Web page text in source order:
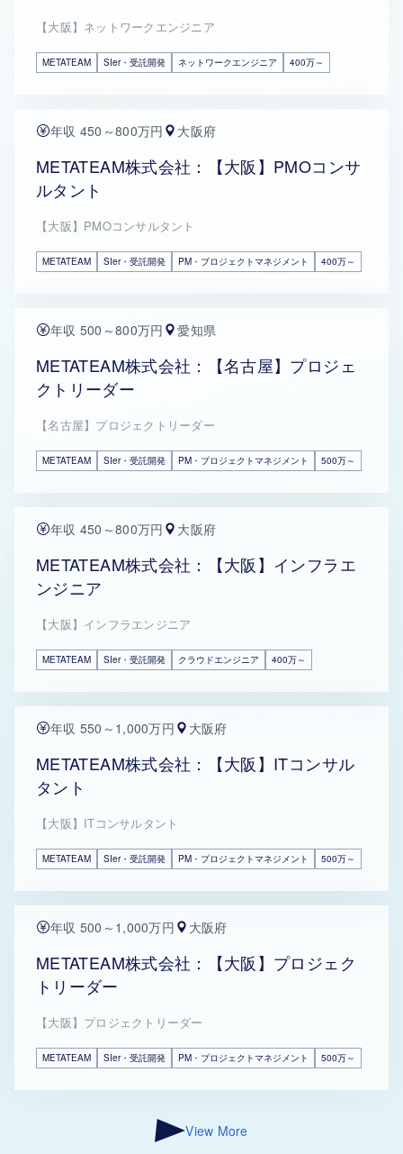
【大阪】ネットワークエンジニア
METATEAM SIer・受託開発 ネットワークエンジニア 400万～
年収 450～800万円 大阪府
METATEAM株式会社：【大阪】PMOコンサ
ルタント
【大阪】PMOコンサルタント
METATEAM SIer・受託開発 PM・プロジェクトマネジメント 400万～
年収 500～800万円 愛知県
METATEAM株式会社：【名古屋】プロジェ
クトリーダー
【名古屋】プロジェクトリーダー
METATEAM SIer・受託開発 PM・プロジェクトマネジメント 500万～
年収 450～800万円 大阪府
METATEAM株式会社：【大阪】インフラエ
ンジニア
【大阪】インフラエンジニア
METATEAM SIer・受託開発 クラウドエンジニア 400万～
年収 550～1,000万円 大阪府
METATEAM株式会社：【大阪】ITコンサル
タント
【大阪】ITコンサルタント
METATEAM SIer・受託開発 PM・プロジェクトマネジメント 500万～
年収 500～1,000万円 大阪府
METATEAM株式会社：【大阪】プロジェク
トリーダー
【大阪】プロジェクトリーダー
METATEAM SIer・受託開発 PM・プロジェクトマネジメント 500万～
View More